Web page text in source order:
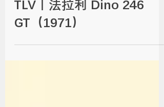
Jul 30
TLV｜法拉利 Dino 246
GT（1971）